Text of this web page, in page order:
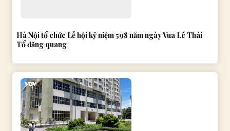
Hà Nội tổ chức Lễ hội kỷ niệm 598 năm ngày Vua Lê Thái
Tổ đăng quang